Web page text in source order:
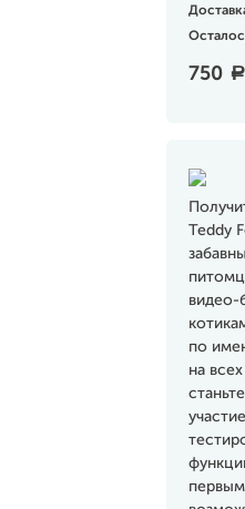
750 a
Teddy
видео-
по
на